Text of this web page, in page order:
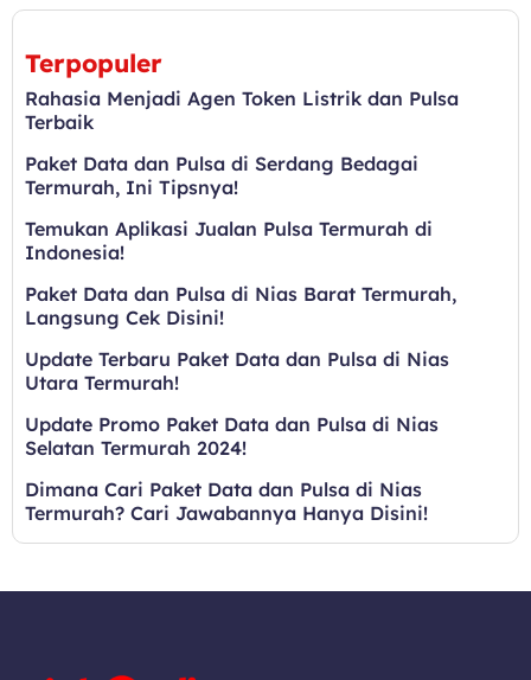
Terpopuler
Rahasia Menjadi Agen Token Listrik dan Pulsa
Terbaik
Paket Data dan Pulsa di Serdang Bedagai
Termurah, Ini Tipsnya!
Temukan Aplikasi Jualan Pulsa Termurah di
Indonesia!
Paket Data dan Pulsa di Nias Barat Termurah,
Langsung Cek Disini!
Update Terbaru Paket Data dan Pulsa di Nias
Utara Termurah!
Update Promo Paket Data dan Pulsa di Nias
Selatan Termurah 2024!
Dimana Cari Paket Data dan Pulsa di Nias
Termurah? Cari Jawabannya Hanya Disini!